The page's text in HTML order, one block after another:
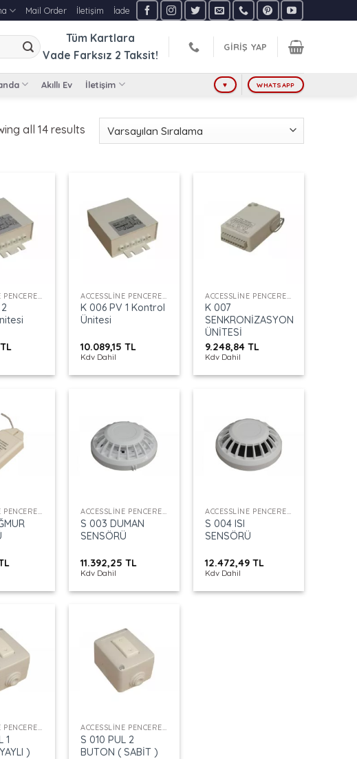
Mail Order İletişim İade
Tüm Kartlara
Vade Farksız 2 Taksit!
GIRIŞ YAP
Akıllı Ev İletişim ♥ WHATSAPP
all 14 results
TL
K 006 PV 1 Kontrol
Ünitesi
10.089,15TL
Kdv Dahil
K 007
SENKRONİZASYON
ÜNİTESİ
9.248,84TL
Kdv Dahil
ACCESSLINE PENCERE KONTROL ACCESSLINE PENCERE KONTROL
S 003 DUMAN
SENSÖRÜ
11.392,25TL
Kdv Dahil
ACCESSLINE PENCERE KONTROL
S 004 ISI
SENSÖRÜ
12.472,49TL
Kdv Dahil
ACCESSLINE PENCERE KONTROL
1
)
ACCESSLINE PENCERE KONTROL
S 010 PUL 2
BUTON ( SABİT )